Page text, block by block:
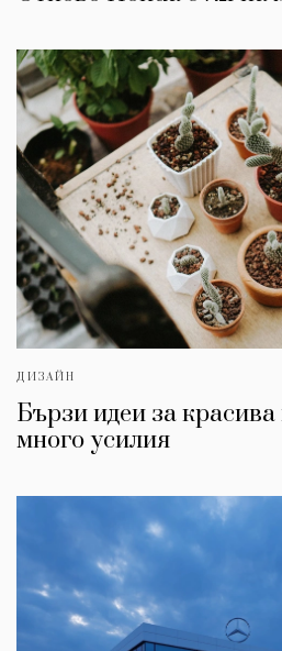
ДИЗАЙН
Бързи идеи за красива
много усилия